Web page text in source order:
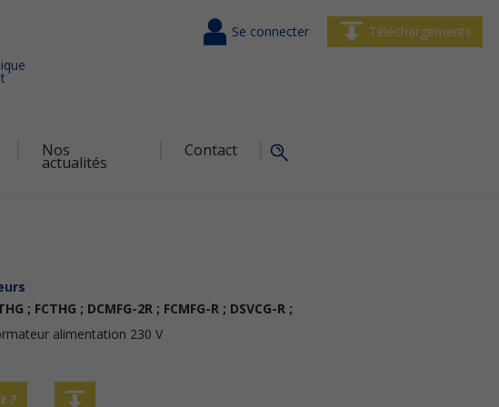
Nos
actualités
Contact
Se connecter Téléchargements
; FCTHG ; DCMFG-2R ; FCMFG-R ; DSVCG-R ;
alimentation 230 V
?